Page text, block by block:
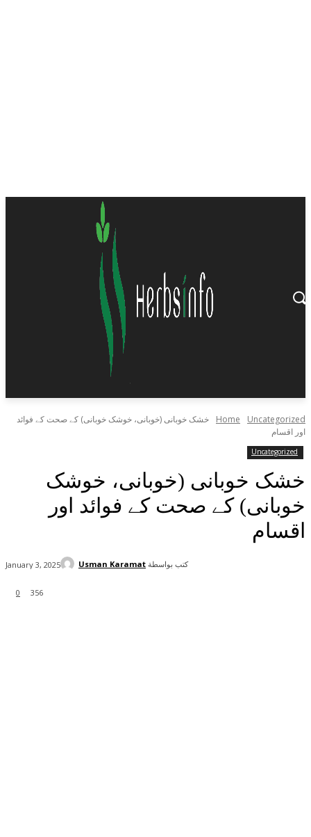
Home Uncategorized
خشک خوبانی (خوبانی، خوشک خوبانی) کے صحت کے فوائد
اور اقسام
Uncategorized
خشک خوبانی (خوبانی، خوشک
خوبانی) کے صحت کے فوائد اور
اقسام
0 356
January 3, 2025 كتب بواسطة Usman Karamat